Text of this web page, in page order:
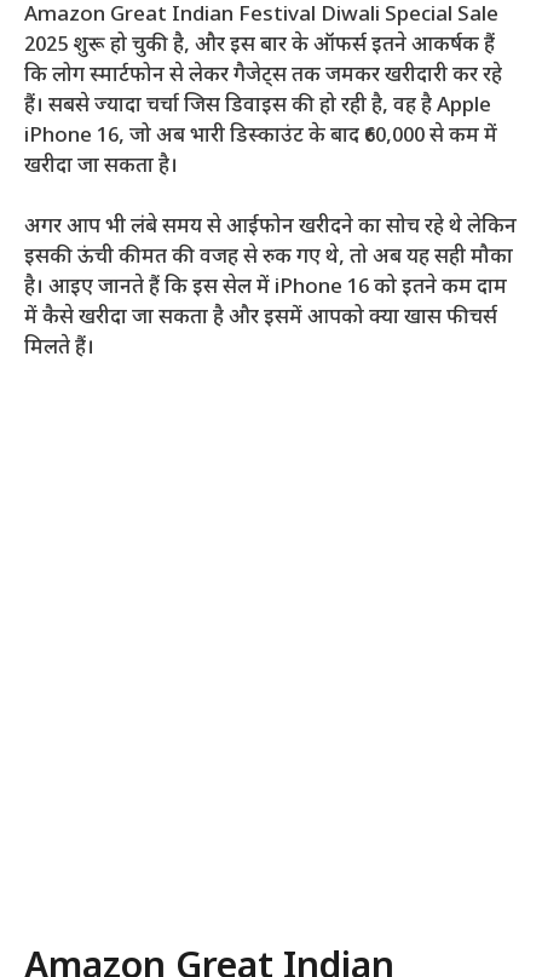
Amazon Great Indian Festival Diwali Special Sale
2025 शुरू हो चुकी है, और इस बार के ऑफर्स इतने आकर्षक हैं
कि लोग स्मार्टफोन से लेकर गैजेट्स तक जमकर खरीदारी कर रहे
हैं। सबसे ज्यादा चर्चा जिस डिवाइस की हो रही है, वह है Apple
iPhone 16, जो अब भारी डिस्काउंट के बाद ₹60,000 से कम में
खरीदा जा सकता है।
अगर आप भी लंबे समय से आईफोन खरीदने का सोच रहे थे लेकिन
इसकी ऊंची कीमत की वजह से रुक गए थे, तो अब यह सही मौका
है। आइए जानते हैं कि इस सेल में iPhone 16 को इतने कम दाम
में कैसे खरीदा जा सकता है और इसमें आपको क्या खास फीचर्स
मिलते हैं।